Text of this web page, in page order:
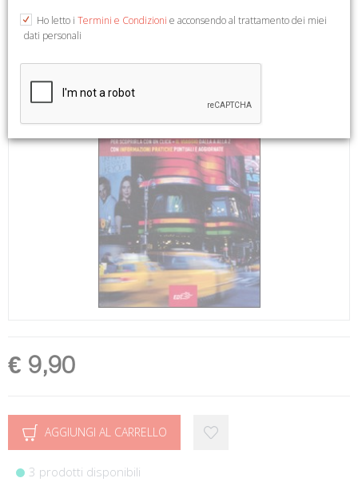
€ 9,90
AGGIUNGI AL CARRELLO
3 prodotti disponibili
Ho letto i Termini e Condizioni e acconsendo al trattamento dei miei
dati personali